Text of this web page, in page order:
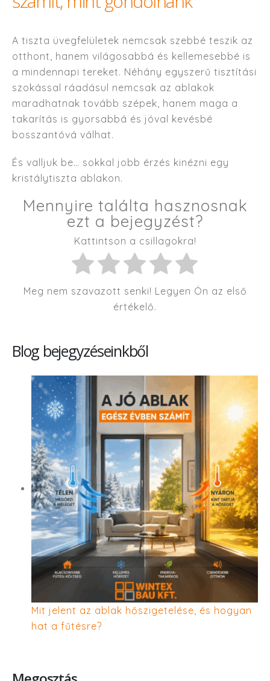
A tiszta üvegfelületek nemcsak szebbé teszik az
otthont, hanem világosabbá és kellemesebbé is
a mindennapi tereket. Néhány egyszerű tisztítási
szokással ráadásul nemcsak az ablakok
maradhatnak tovább szépek, hanem maga a
takarítás is gyorsabbá és jóval kevésbé
bosszantóvá válhat.
És valljuk be… sokkal jobb érzés kinézni egy
kristálytiszta ablakon.
Mennyire találta hasznosnak
ezt a bejegyzést?
Kattintson a csillagokra!
Meg nem szavazott senki! Legyen Ön az első
értékelő.
Blog bejegyzéseinkből
Mit jelent az ablak hőszigetelése, és hogyan
hat a fűtésre?